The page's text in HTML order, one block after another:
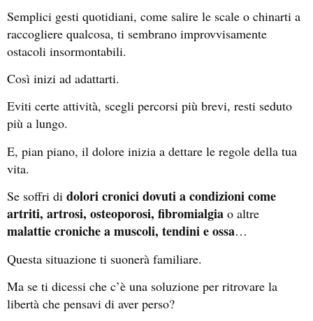
Semplici gesti quotidiani, come salire le scale o chinarti a
raccogliere qualcosa, ti sembrano improvvisamente
ostacoli insormontabili.
Così inizi ad adattarti.
Eviti certe attività, scegli percorsi più brevi, resti seduto
più a lungo.
E, pian piano, il dolore inizia a dettare le regole della tua
vita.
Se soffri di dolori cronici dovuti a condizioni come
artriti, artrosi, osteoporosi, fibromialgia o altre
malattie croniche a muscoli, tendini e ossa…
Questa situazione ti suonerà familiare.
Ma se ti dicessi che c’è una soluzione per ritrovare la
libertà che pensavi di aver perso?